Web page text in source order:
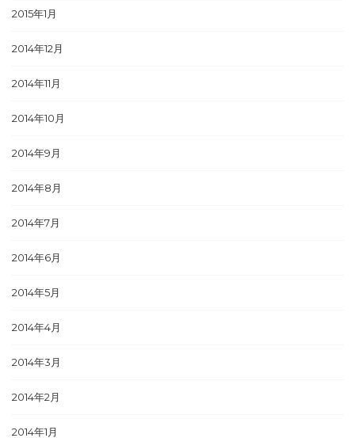
2015年1月
2014年12月
2014年11月
2014年10月
2014年9月
2014年8月
2014年7月
2014年6月
2014年5月
2014年4月
2014年3月
2014年2月
2014年1月